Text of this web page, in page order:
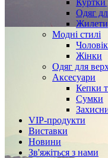
Куртки
Одяг
Жилети
Модні стилі
Жінки
Одяг для
Аксесуари
Кепки
Сумки
VIP-продукти
Виставки
Новини
Зв'яжіться з нами